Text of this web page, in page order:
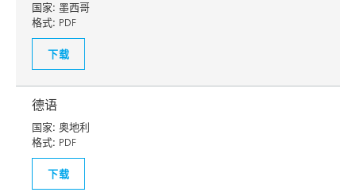
国家: 墨西哥
格式: PDF
下载
德语
国家: 奥地利
格式: PDF
下载